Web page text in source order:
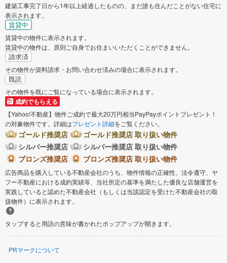
建築工事完了日から1年以上経過したものの、まだ誰も住んだことがない住宅に
表示されます。
賃貸中
賃貸中の物件に表示されます。
賃貸中の物件は、原則ご自身でお住まいいただくことができません。
請求済
その物件が資料請求・お問い合わせ済みの場合に表示されます。
既読
その物件を既にご覧になっている場合に表示されます。
成約でもらえる
【Yahoo!不動産】物件ご成約で最大20万円相当PayPayポイントプレゼント！
の対象物件です。詳細はプレゼント詳細をご覧ください。
ゴールド推奨店
ゴールド推奨店 取り扱い物件
シルバー推奨店
シルバー推奨店 取り扱い物件
ブロンズ推奨店
ブロンズ推奨店 取り扱い物件
広告商品を購入している不動産会社のうち、物件情報の正確性、法令遵守、ヤ
フー不動産における成約実績等、当社所定の基準を満たした優良な店舗運営を
実践していると認めた不動産会社（もしくは当該認定を受けた不動産会社の取
扱物件）に表示されます。
タップすると用語の意味が書かれたポップアップが開きます。
PRマークについて